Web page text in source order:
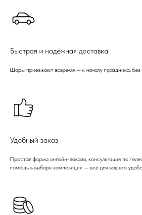
Быстрая и надёжная доставка
Шары приезжают вовремя — к началу праздника,
Удобный заказ
Простая форма онлайн-заказа, консультация по
помощь в выборе композиции — всё для вашего